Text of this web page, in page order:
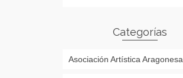
Categorías
Asociación Artística Aragonesa